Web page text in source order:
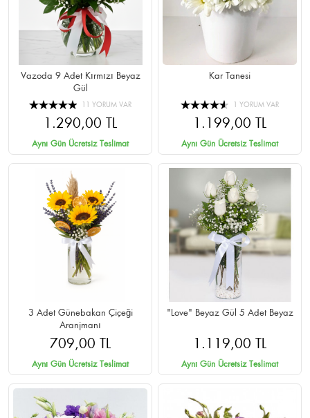
Vazoda 9 Adet Kırmızı Beyaz
Gül
11 YORUM VAR
1.290,00 TL
Aynı Gün Ücretsiz Teslimat
Kar Tanesi
1 YORUM VAR
1.199,00 TL
Aynı Gün Ücretsiz Teslimat
3 Adet Günebakan Çiçeği
Aranjmanı
709,00 TL
Aynı Gün Ücretsiz Teslimat
"Love" Beyaz Gül 5 Adet Beyaz
1.119,00 TL
Aynı Gün Ücretsiz Teslimat